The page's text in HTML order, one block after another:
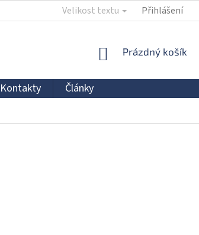
Velikost textu Přihlášení
NÁKUPNÍ
Prázdný košík
Kontakty Články